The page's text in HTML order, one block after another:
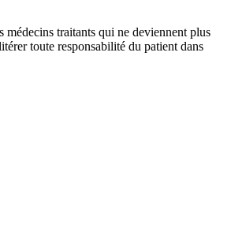
médecins traitants qui ne deviennent plus
toute responsabilité du patient dans